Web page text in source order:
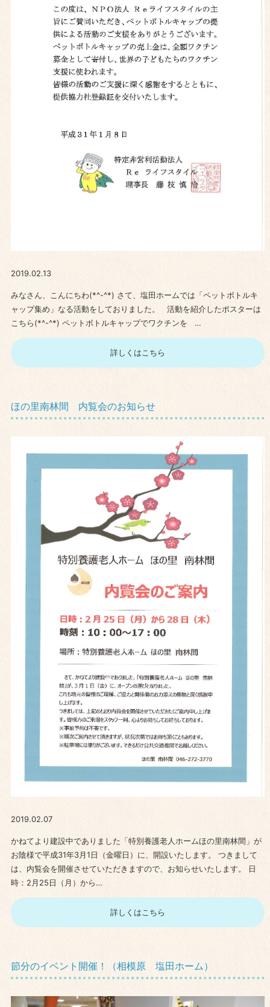
2019.02.13
みなさん、こんにちわ(*^-^*) さて、塩田ホームでは「ペットボトルキ
ャップ集め」なる活動をしておりました。 活動を紹介したポスターは
こちら(*^-^*) ペットボトルキャップでワクチンを …
詳しくはこちら
ほの里南林間 内覧会のお知らせ
2019.02.07
かねてより建設中でありました「特別養護老人ホームほの里南林間」が
お陰様で平成31年3月1日（金曜日）に、開設いたします。 つきまして
は、内覧会を開催させていただきますので、お知らせいたします。 日
時：2月25日（月）から…
詳しくはこちら
節分のイベント開催！（相模原 塩田ホーム）